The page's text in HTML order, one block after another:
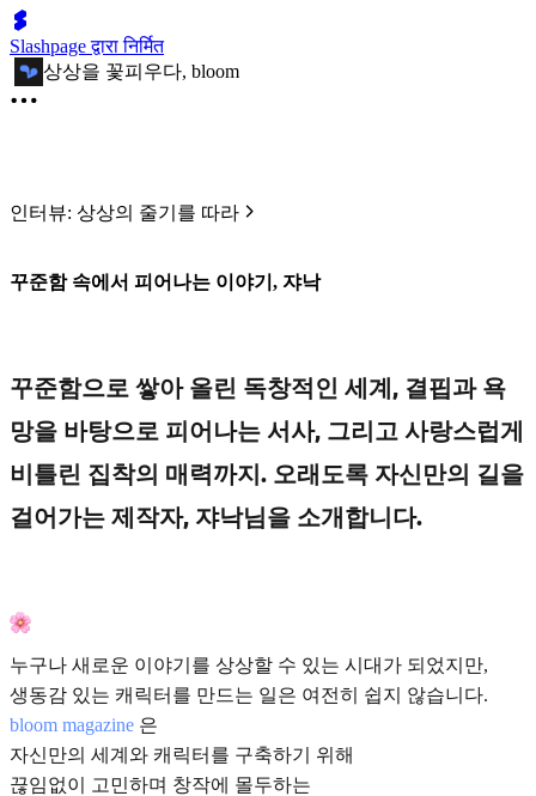
Slashpage द्वारा निर्मित
상상을 꽃피우다, bloom
인터뷰: 상상의 줄기를 따라
꾸준함 속에서 피어나는 이야기, 쟈낙
꾸준함으로 쌓아 올린 독창적인 세계, 결핍과 욕
망을 바탕으로 피어나는 서사, 그리고 사랑스럽게
비틀린 집착의 매력까지. 오래도록 자신만의 길을
걸어가는 제작자, 쟈낙님을 소개합니다.
누구나 새로운 이야기를 상상할 수 있는 시대가 되었지만,
생동감 있는 캐릭터를 만드는 일은 여전히 쉽지 않습니다.
bloom magazine 은
자신만의 세계와 캐릭터를 구축하기 위해
끊임없이 고민하며 창작에 몰두하는